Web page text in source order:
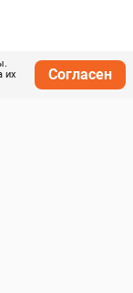
их
Согласен